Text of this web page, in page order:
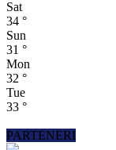
Sat
34 °
Sun
31 °
Mon
32 °
Tue
33 °
PARTENERI